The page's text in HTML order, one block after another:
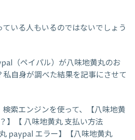
いる人もいるのではないでしょう
（ペイパル）が八味地黄丸のお
自身が調べた結果を記事にさせて
検索エンジンを使って、【八味地黄
【 八味地黄丸 支払い方法
paypal エラー】【八味地黄丸